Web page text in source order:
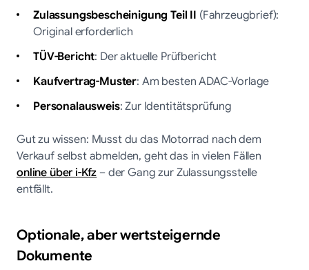
Zulassungsbescheinigung Teil II (Fahrzeugbrief):
Original erforderlich
TÜV-Bericht: Der aktuelle Prüfbericht
Kaufvertrag-Muster: Am besten ADAC-Vorlage
Personalausweis: Zur Identitätsprüfung
Gut zu wissen: Musst du das Motorrad nach dem
Verkauf selbst abmelden, geht das in vielen Fällen
online über i-Kfz– der Gang zur Zulassungsstelle
entfällt.
Optionale, aber wertsteigernde
Dokumente